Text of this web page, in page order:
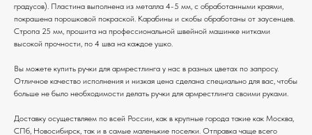
градусов). Пластина выполнена из металла 4-5 мм, с обработанными краями,
покрашена порошковой покраской. Карабины и скобы обработаны от заусенцев.
Стропа 25 мм, прошита на профессиональной швейной машинке нитками
высокой прочности, по 4 шва на каждое ушко.
Вы можете купить ручки для армрестлинга у нас в разных цветах по запросу.
Отличное качество исполнения и низкая цена сделана специально для вас, чтобы
больше не было необходимости делать ручки для армрестлинга своими руками.
Доставку осуществляем по всей России, как в крупные города такие как Москва,
СПб, Новосибирск, так и в самые маленькие поселки. Отправка чаще всего